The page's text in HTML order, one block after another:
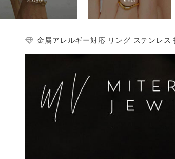
金属アレルギー対応 リング ステンレス